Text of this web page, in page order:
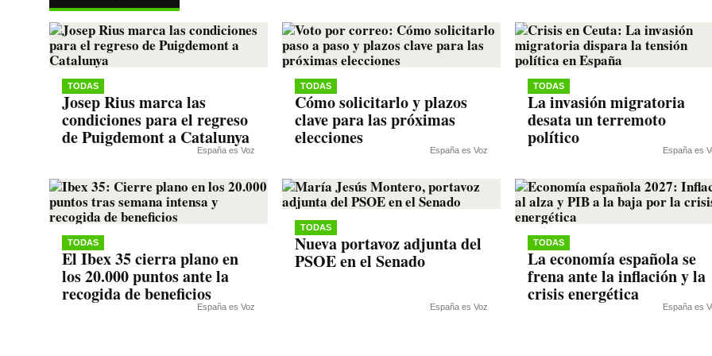
ppm nk
TODAS
Josep Rius marca las
condiciones para el regreso
de Puigdemont a Catalunya
España es Voz
TODAS
Cómo solicitarlo y plazos
clave para las próximas
elecciones
España es Voz
TODAS
La invasión migratoria
desata un terremoto
político
España es
TODAS
El Ibex 35 cierra plano en
los 20.000 puntos ante la
recogida de beneficios
España es Voz
TODAS
Nueva portavoz adjunta del
PSOE en el Senado
España es Voz
TODAS
La economía española se
frena ante la inflación y la
crisis energética
España es